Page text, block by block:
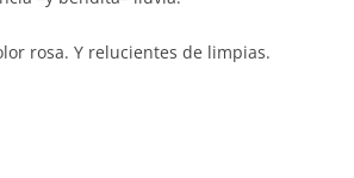
rosa. Y relucientes de limpias.